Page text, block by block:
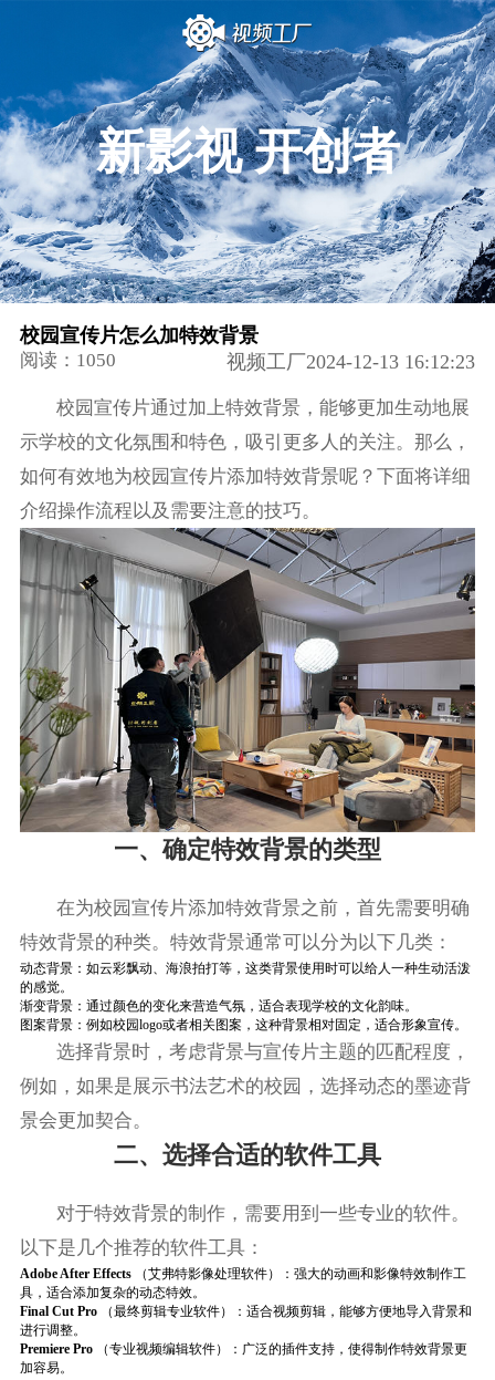
新影视 开创者
校园宣传片怎么加特效背景
阅读：1050 视频工厂2024-12-13 16:12:23
校园宣传片通过加上特效背景，能够更加生动地展
示学校的文化氛围和特色，吸引更多人的关注。那么，
如何有效地为校园宣传片添加特效背景呢？下面将详细
介绍操作流程以及需要注意的技巧。
一、确定特效背景的类型
在为校园宣传片添加特效背景之前，首先需要明确
特效背景的种类。特效背景通常可以分为以下几类：
动态背景：如云彩飘动、海浪拍打等，这类背景使用时可以给人一种生动活泼
的感觉。
渐变背景：通过颜色的变化来营造气氛，适合表现学校的文化韵味。
图案背景：例如校园logo或者相关图案，这种背景相对固定，适合形象宣传。
选择背景时，考虑背景与宣传片主题的匹配程度，
例如，如果是展示书法艺术的校园，选择动态的墨迹背
景会更加契合。
二、选择合适的软件工具
对于特效背景的制作，需要用到一些专业的软件。
以下是几个推荐的软件工具：
Adobe After Effects
（艾弗特影像处理软件）：强大的动画和影像特效制作工
具，适合添加复杂的动态特效。
Final Cut Pro
（最终剪辑专业软件）：适合视频剪辑，能够方便地导入背景和
进行调整。
Premiere Pro
（专业视频编辑软件）：广泛的插件支持，使得制作特效背景更
加容易。